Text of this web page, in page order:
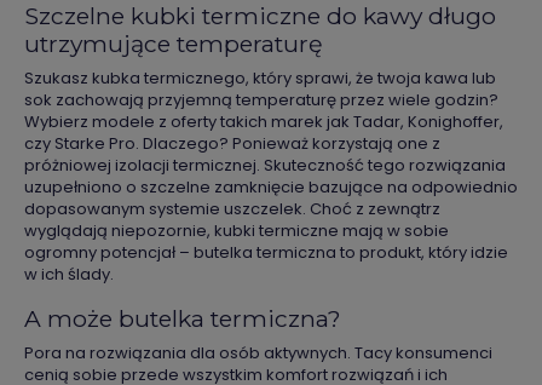
Szczelne kubki termiczne do kawy długo
utrzymujące temperaturę
Szukasz kubka termicznego, który sprawi, że twoja kawa lub
sok zachowają przyjemną temperaturę przez wiele godzin?
Wybierz modele z oferty takich marek jak Tadar, Konighoffer,
czy Starke Pro. Dlaczego? Ponieważ korzystają one z
próżniowej izolacji termicznej. Skuteczność tego rozwiązania
uzupełniono o szczelne zamknięcie bazujące na odpowiednio
dopasowanym systemie uszczelek. Choć z zewnątrz
wyglądają niepozornie, kubki termiczne mają w sobie
ogromny potencjał – butelka termiczna to produkt, który idzie
w ich ślady.
A może butelka termiczna?
Pora na rozwiązania dla osób aktywnych. Tacy konsumenci
cenią sobie przede wszystkim komfort rozwiązań i ich